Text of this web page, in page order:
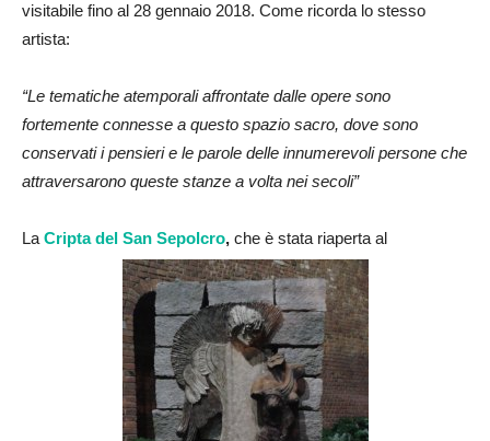
visitabile fino al 28 gennaio 2018. Come ricorda lo stesso
artista:
“Le tematiche atemporali affrontate dalle opere sono
fortemente connesse a questo spazio sacro, dove sono
conservati i pensieri e le parole delle innumerevoli persone che
attraversarono queste stanze a volta nei secoli”
La Cripta del San Sepolcro, che è stata riaperta al